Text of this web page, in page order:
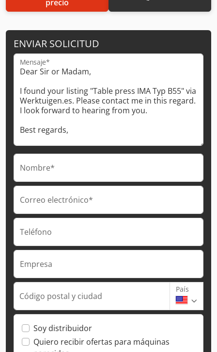
precio
ENVIAR SOLICITUD
Mensaje*
Nombre*
Correo electrónico*
Teléfono
Empresa
Código postal y ciudad
País
Soy distribuidor
Quiero recibir ofertas para máquinas